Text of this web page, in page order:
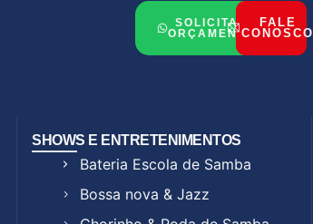
SOLICITAR
ORÇAMENTO
FALE
CONOSCO
SHOWS E ENTRETENIMENTOS
Bateria Escola de Samba
Bossa nova & Jazz